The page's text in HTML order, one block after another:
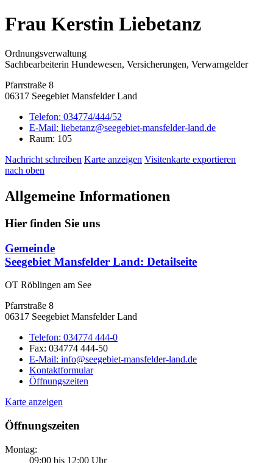
Frau Kerstin Liebetanz
Ordnungsverwaltung
Sachbearbeiterin Hundewesen, Versicherungen, Verwarngelder
Pfarrstraße 8
06317 Seegebiet Mansfelder Land
Telefon: 034774/444/52
E-Mail: liebetanz@seegebiet-mansfelder-land.de
Raum: 105
Nachricht schreiben Karte anzeigen Visitenkarte exportieren
nach oben
Allgemeine Informationen
Hier finden Sie uns
Gemeinde
Seegebiet Mansfelder Land: Detailseite
OT Röblingen am See
Pfarrstraße 8
06317 Seegebiet Mansfelder Land
Telefon: 034774 444-0
Fax: 034774 444-50
E-Mail: info@seegebiet-mansfelder-land.de
Kontaktformular
Öffnungszeiten
Karte anzeigen
Öffnungszeiten
Montag:
09:00 bis 12:00 Uhr